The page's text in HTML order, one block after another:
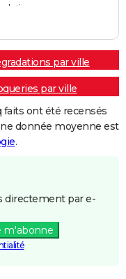
par ville
par ville
ont été recensés
donnée moyenne est
.
directement par e-
m'abonne